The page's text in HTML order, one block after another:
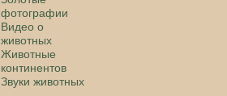
фотографии
Видео о
животных
Животные
континентов
Звуки животных